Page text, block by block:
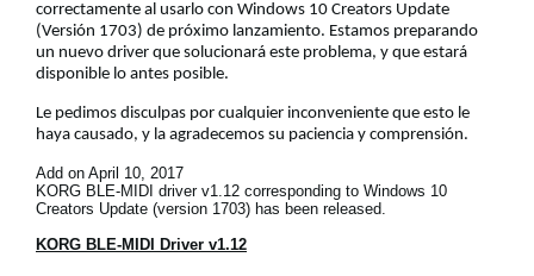
Noticias
Ubicación
Acerca de KORG
correctamente al usarlo con Windows 10 Creators Update
(Versión 1703) de próximo lanzamiento. Estamos preparando
un nuevo driver que solucionará este problema, y que estará
disponible lo antes posible.
Le pedimos disculpas por cualquier inconveniente que esto le
haya causado, y la agradecemos su paciencia y comprensión.
Add on April 10, 2017
KORG BLE-MIDI driver v1.12 corresponding to Windows 10
Creators Update (version 1703) has been released.
KORG BLE-MIDI Driver v1.12